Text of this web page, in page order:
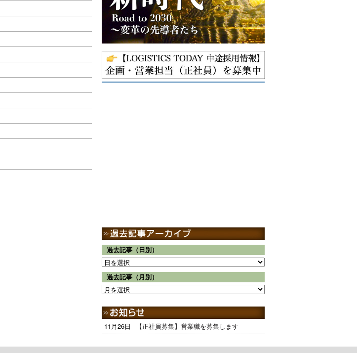
過去記事（日別）
過去記事（月別）
11月26日 【正社員募集】営業職を募集します